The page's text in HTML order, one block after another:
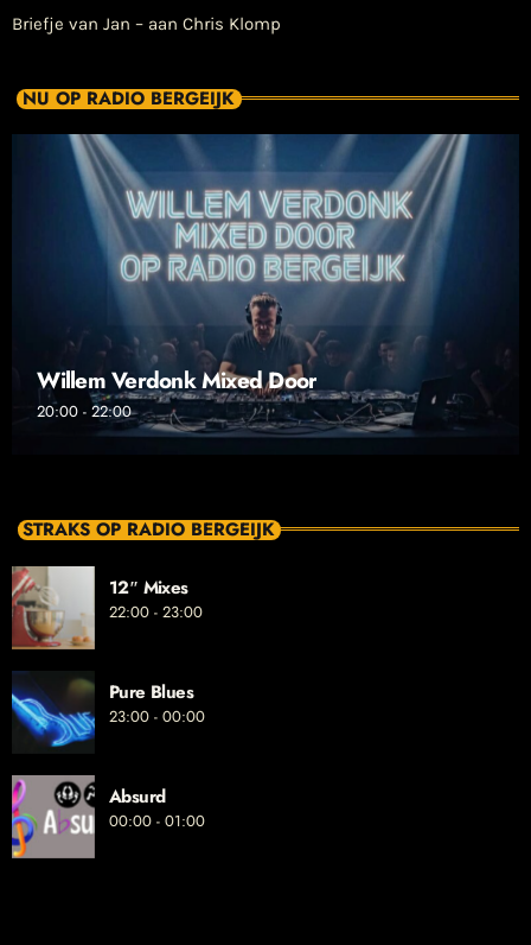
Briefje van Jan – aan Chris Klomp
NU OP RADIO BERGEIJK
Willem Verdonk Mixed Door
20:00 - 22:00
STRAKS OP RADIO BERGEIJK
12″ Mixes
22:00 - 23:00
Pure Blues
23:00 - 00:00
Absurd
00:00 - 01:00